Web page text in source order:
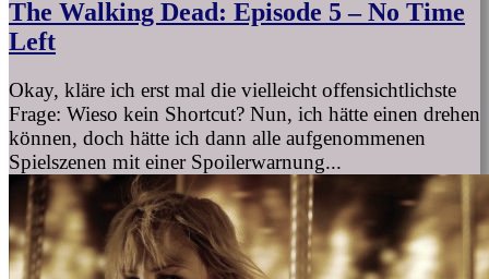
The Walking Dead: Episode 5 – No Time
Left
Okay, kläre ich erst mal die vielleicht offensichtlichste
Frage: Wieso kein Shortcut? Nun, ich hätte einen drehen
können, doch hätte ich dann alle aufgenommenen
Spielszenen mit einer Spoilerwarnung...